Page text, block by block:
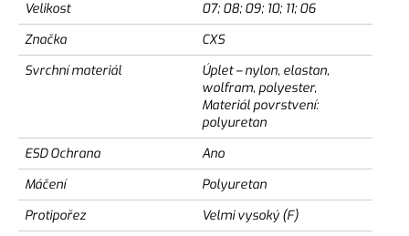
Velikost
07; 08; 09; 10; 11; 06
Značka
CXS
Svrchní materiál
Úplet – nylon, elastan,
wolfram, polyester,
Materiál povrstvení:
polyuretan
ESD Ochrana
Ano
Máčení
Polyuretan
Protipořez
Velmi vysoký (F)